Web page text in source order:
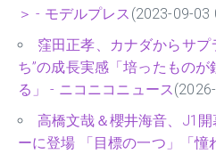
＞ - モデルプレス (2023-09-03
窪田正孝、カナダからサプ
ち”の成長実感「培ったもの
る」 - ニコニコニュース
高橋文哉＆櫻井海音、J1
ーに登場 「目標の一つ」「憧